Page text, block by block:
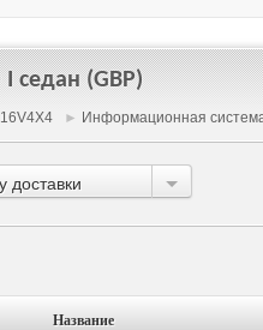
седан (GBP)
► Информационная
доставки
Название